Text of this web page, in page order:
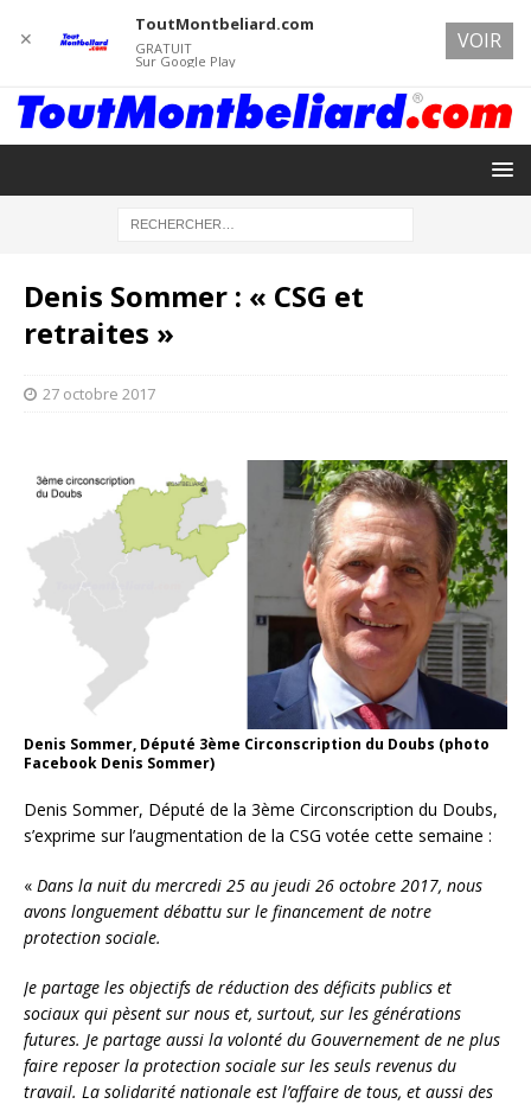
Denis Sommer : « CSG et
retraites »
27 octobre 2017
Denis Sommer, Député 3ème Circonscription du Doubs (photo
Facebook Denis Sommer)
Denis Sommer, Député de la 3ème Circonscription du Doubs,
s’exprime sur l’augmentation de la CSG votée cette semaine :
« Dans la nuit du mercredi 25 au jeudi 26 octobre 2017, nous
avons longuement débattu sur le financement de notre
protection sociale.
Je partage les objectifs de réduction des déficits publics et
sociaux qui pèsent sur nous et, surtout, sur les générations
futures. Je partage aussi la volonté du Gouvernement de ne plus
faire reposer la protection sociale sur les seuls revenus du
travail. La solidarité nationale est l’affaire de tous, et aussi des
✕
ToutMontbeliard.com
GRATUIT
Sur Google Play
VOIR